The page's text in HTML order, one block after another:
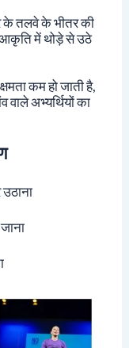
के तलवे के भीतर की
आकृति में थोड़े से उठे
कम हो जाती है,
वाले अभ्यर्थियों का